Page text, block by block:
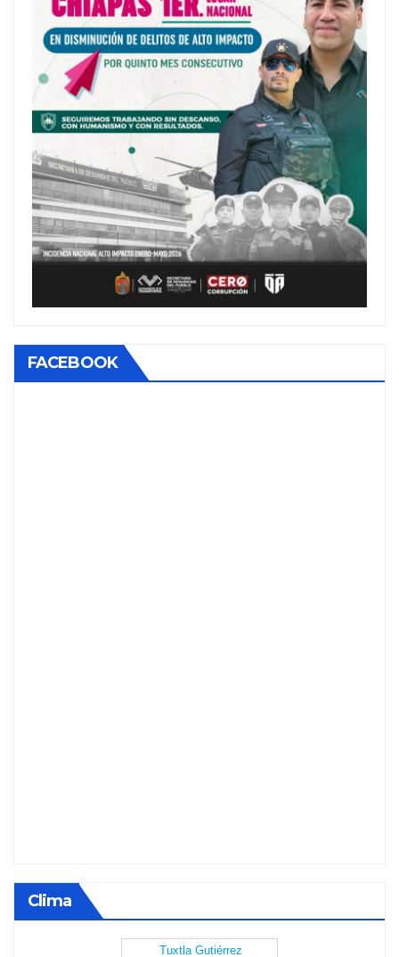
FACEBOOK
Clima